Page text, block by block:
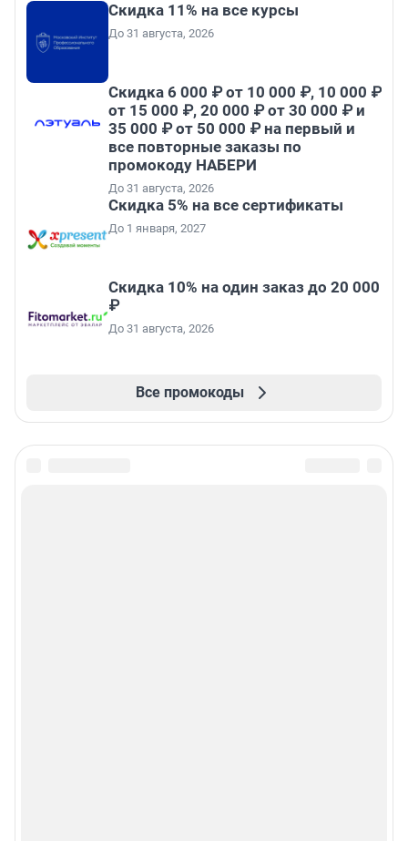
Скидка 11% на все курсы
До 31 августа, 2026
Скидка 6 000 ₽ от 10 000 ₽, 10 000 ₽
от 15 000 ₽, 20 000 ₽ от 30 000 ₽ и
35 000 ₽ от 50 000 ₽ на первый и
все повторные заказы по
промокоду НАБЕРИ
До 31 августа, 2026
Скидка 5% на все сертификаты
До 1 января, 2027
Скидка 10% на один заказ до 20 000
₽
До 31 августа, 2026
Все промокоды